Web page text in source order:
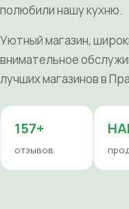
полюбили нашу кухню.
Уютный магазин,
внимательное
лучших магазинов в
157+
отзывов